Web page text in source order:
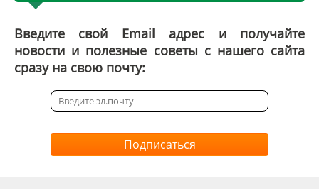
Введите свой Email адрес и получайте
новости и полезные советы с нашего сайта
сразу на свою почту:
Подписаться